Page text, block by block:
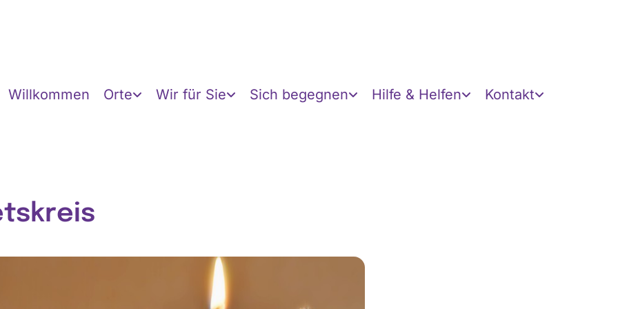
Willkommen Orte Wir für Sie Sich begegnen Hilfe & Helfen Kontakt